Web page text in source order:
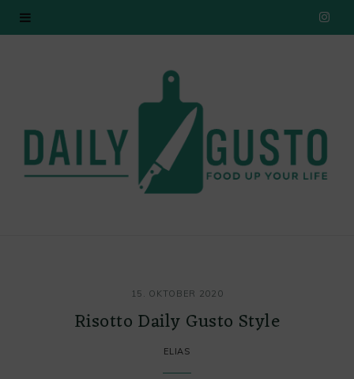
I
15. OKTOBER 2020
Risotto Daily Gusto Style
ELIAS